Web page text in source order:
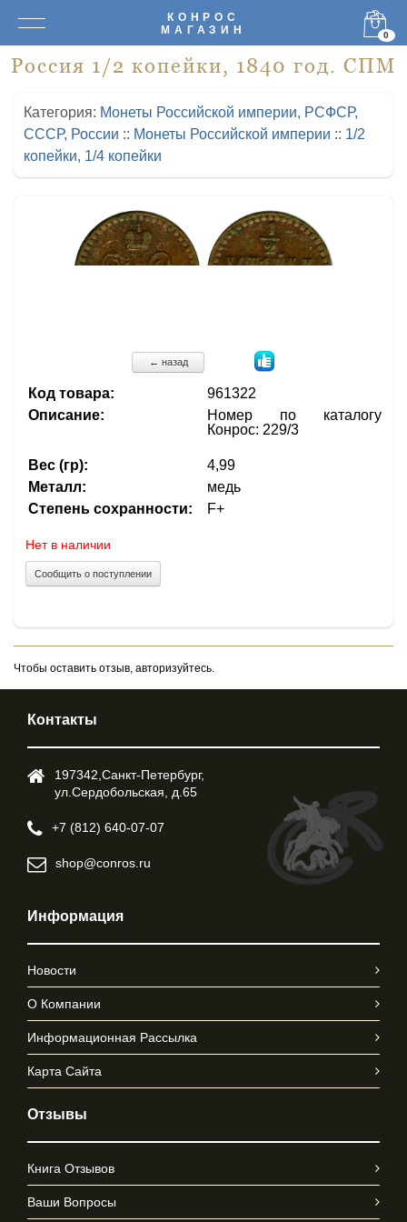
КОНРОС
МАГАЗИН
0
Россия 1/2 копейки, 1840 год. СПМ
Категория: Монеты Российской империи, РСФСР,
СССР, России :: Монеты Российской империи :: 1/2
копейки, 1/4 копейки
← назад
Код товара:
961322
Описание:
Номер по каталогу
Конрос: 229/3
Вес (гр):
4,99
Металл:
медь
Степень сохранности:
F+
Нет в наличии
Сообщить о поступлении
Чтобы оставить отзыв, авторизуйтесь.
Контакты
197342,Cанкт-Петербург,
ул.Cердобольская, д.65
+7 (812) 640-07-07
shop@conros.ru
Информация
Новости
О Компании
Информационная Рассылка
Карта Сайта
Отзывы
Книга Отзывов
Ваши Вопросы